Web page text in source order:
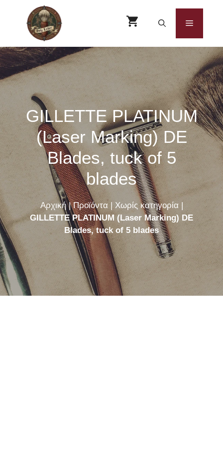
Μετάβαση
περιεχόμενο
Μενού
GILLETTE PLATINUM
(Laser Marking) DE
Blades, tuck of 5
blades
Αρχική|Προϊόντα| Χωρίς κατηγορία|
GILLETTE PLATINUM (Laser Marking) DE
Blades, tuck of 5 blades